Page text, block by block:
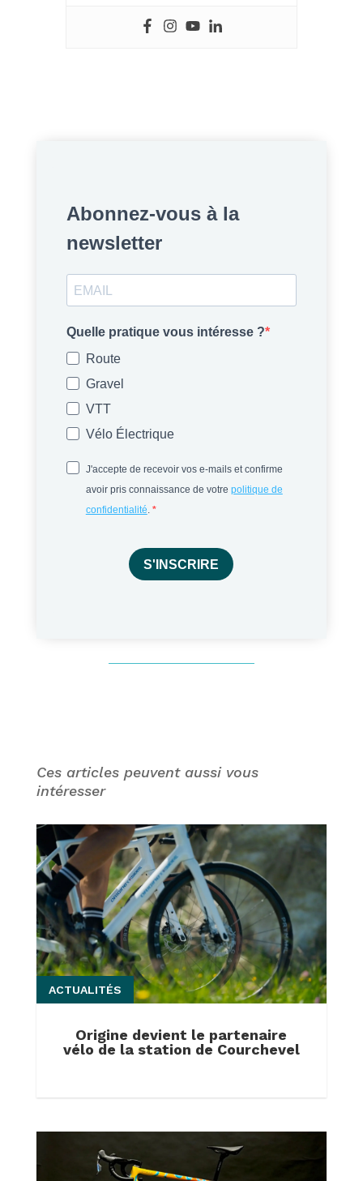
Abonnez-vous à la
newsletter
Quelle pratique vous intéresse ?
Route
Gravel
VTT
Vélo Électrique
J'accepte de recevoir vos e-mails et confirme
avoir pris connaissance de votre politique de
confidentialité.
S'INSCRIRE
Ces articles peuvent aussi vous
intéresser
Origine devient le partenaire
vélo de la station de Courchevel
ACTUALITÉS